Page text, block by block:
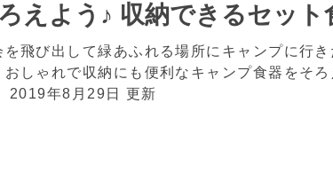
えよう♪ 収納できるセット
飛び出して緑あふれる場所にキャンプに行
しゃれで収納にも便利なキャンプ食器をそろ
2019年8月29日 更新